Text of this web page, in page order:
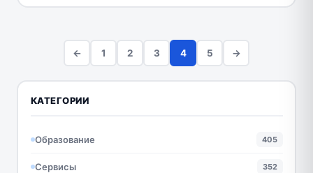
← 1 2 3 4 5 →
КАТЕГОРИИ
Образование 405
Сервисы 352